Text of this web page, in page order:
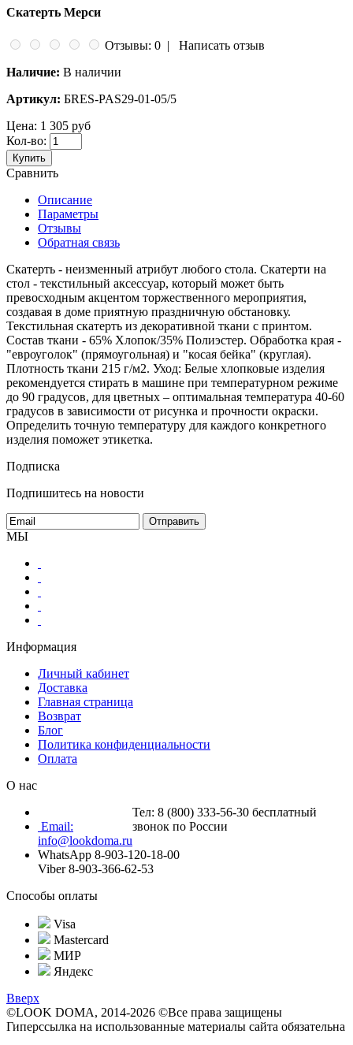
Скатерть Мерси
Отзывы: 0 | Написать отзыв
Наличие: В наличии
Артикул: БRES-PAS29-01-05/5
Цена: 1 305 руб
Кол-во:
Купить
Сравнить
Описание
Параметры
Отзывы
Обратная связь
Скатерть - неизменный атрибут любого стола. Скатерти на
стол - текстильный аксессуар, который может быть
превосходным акцентом торжественного мероприятия,
создавая в доме приятную праздничную обстановку.
Текстильная скатерть из декоративной ткани с принтом.
Состав ткани - 65% Хлопок/35% Полиэстер. Обработка края -
"евроуголок" (прямоугольная) и "косая бейка" (круглая).
Плотность ткани 215 г/м2. Уход: Белые хлопковые изделия
рекомендуется стирать в машине при температурном режиме
до 90 градусов, для цветных – оптимальная температура 40-60
градусов в зависимости от рисунка и прочности окраски.
Определить точную температуру для каждого конкретного
изделия поможет этикетка.
Подписка
Подпишитесь на новости
МЫ
Информация
Личный кабинет
Доставка
Главная страница
Возврат
Блог
Политика конфиденциальности
Оплата
О нас
Тел: 8 (800) 333-56-30 бесплатный
звонок по России
Email:
info@lookdoma.ru
WhatsApp 8-903-120-18-00
Viber 8-903-366-62-53
Способы оплаты
Visa
Mastercard
МИР
Яндекс
Вверх
©LOOK DOMA, 2014-2026 ©Все права защищены
Гиперссылка на использованные материалы сайта обязательна